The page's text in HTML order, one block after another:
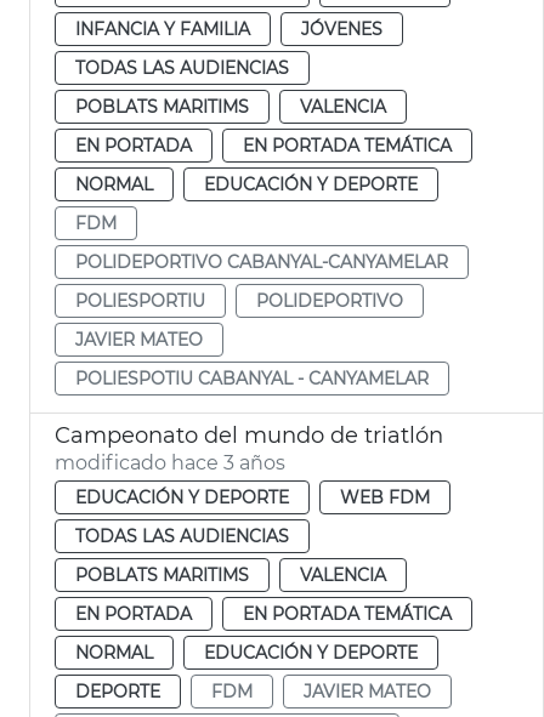
INFANCIA Y FAMILIA
JÓVENES
TODAS LAS AUDIENCIAS
POBLATS MARITIMS
VALENCIA
EN PORTADA
EN PORTADA TEMÁTICA
NORMAL
EDUCACIÓN Y DEPORTE
FDM
POLIDEPORTIVO CABANYAL-CANYAMELAR
POLIESPORTIU
POLIDEPORTIVO
JAVIER MATEO
POLIESPOTIU CABANYAL - CANYAMELAR
Campeonato del mundo de triatlón
modificado hace 3 años
EDUCACIÓN Y DEPORTE
WEB FDM
TODAS LAS AUDIENCIAS
POBLATS MARITIMS
VALENCIA
EN PORTADA
EN PORTADA TEMÁTICA
NORMAL
EDUCACIÓN Y DEPORTE
DEPORTE
FDM
JAVIER MATEO